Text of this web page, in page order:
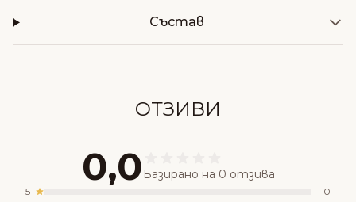
Състав
ОТЗИВИ
0,0 Базирано на 0 отзива
5
0